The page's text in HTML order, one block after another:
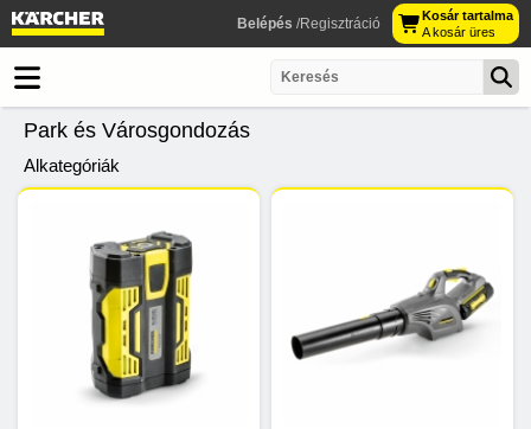
Belépés /Regisztráció
Kosár tartalma
A kosár üres
Park és Városgondozás
Alkategóriák